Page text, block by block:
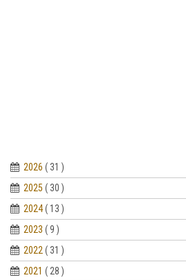
2026 ( 31 )
2025 ( 30 )
2024( 13 )
2023 ( 9 )
2022( 31 )
2021 ( 28 )